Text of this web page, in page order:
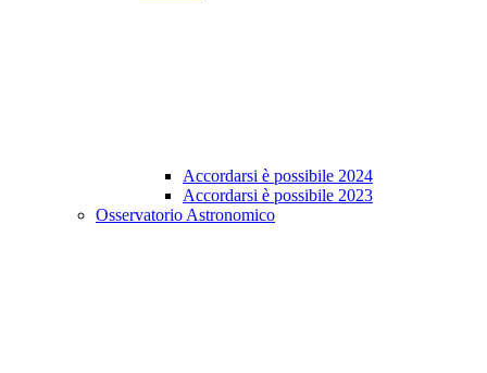
Accordarsi è possibile 2024
Accordarsi è possibile 2023
Osservatorio Astronomico